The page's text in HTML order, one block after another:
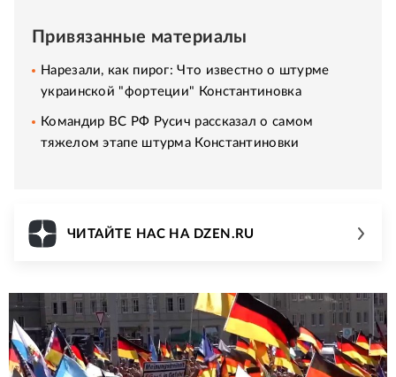
Привязанные материалы
Нарезали, как пирог: Что известно о штурме
украинской "фортеции" Константиновка
Командир ВС РФ Русич рассказал о самом
тяжелом этапе штурма Константиновки
ЧИТАЙТЕ НАС НА DZEN.RU